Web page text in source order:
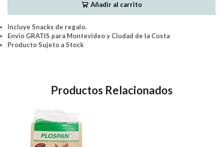
con
Luz
RGB
Cargador
Añadir al carrito
Incluye Snacks de regalo.
Envío GRATIS para Montevideo y Ciudad de la Costa
Producto Sujeto a Stock
Productos Relacionados